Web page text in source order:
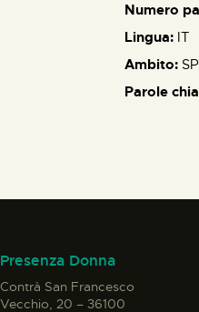
Numero
Lingua: IT
Ambito:
Parole
Presenza Donna
Contrà San Francesco
Vecchio, 20 – 36100